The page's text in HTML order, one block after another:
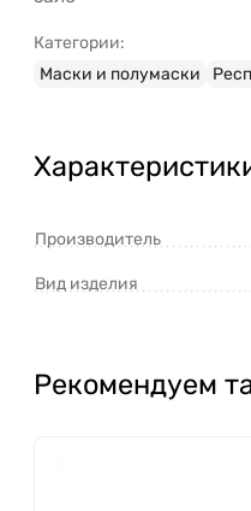
Категории:
Маски и полумаски
Производитель
Вид изделия
Рекомендуем